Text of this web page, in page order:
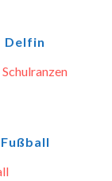
Delfin
Fußball